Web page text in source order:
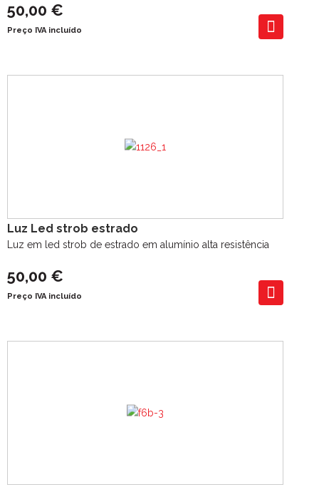
50,00 €
Preço IVA incluído
Luz Led strob estrado
Luz em led strob de estrado em alumínio alta resistência
50,00 €
Preço IVA incluído